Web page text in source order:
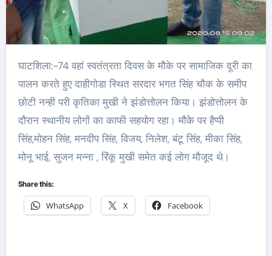
घाटशिला:-74 वहां स्वतंत्रता दिवस के मौके पर सामाजिक दूरी का
पालन करते हुए दाहीगोडा स्थित सरदार भगत सिंह चौक के समीप
छोटी नन्ही परी कृतिका मुखी ने झंडोत्तोलन किया। झंडोत्तोलन के
दौरान स्थानीय लोगों का काफी सहयोग रहा। मौके पर हैप्पी
सिंह,मोहन सिंह, मनदीप सिंह, विजय, निलेश, बंटू सिंह, मीका सिंह,
मोनू भाई, सुजन मन्ना , रिंकू मुखी समेत कई लोग मौजूद थे।
Share this:
WhatsApp X Facebook